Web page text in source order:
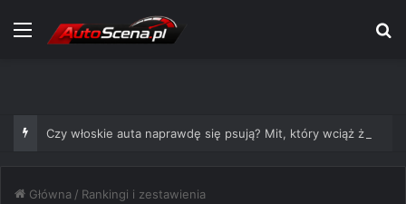
Menu
Główna / Rankingi i zestawienia